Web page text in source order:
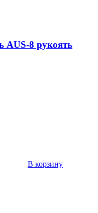
AUS-8 рукоять
В корзину